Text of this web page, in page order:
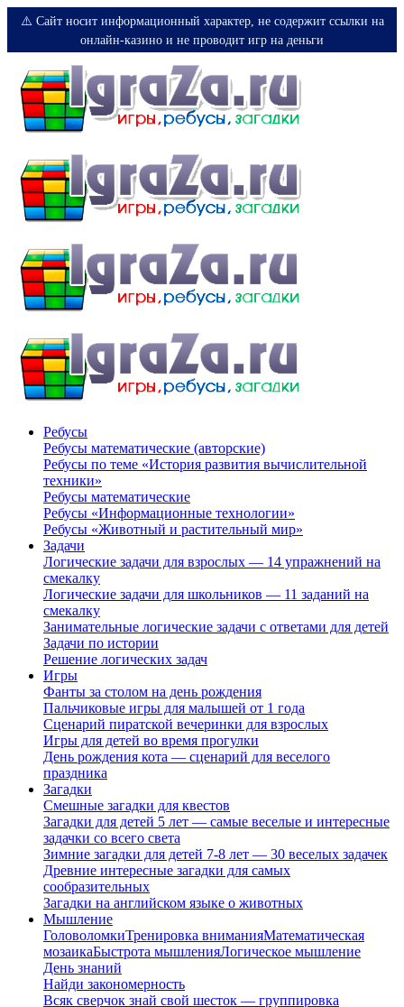
⚠️ Сайт носит информационный характер, не содержит ссылки на
онлайн-казино и не проводит игр на деньги
Ребусы
Ребусы математические (авторские)
Ребусы по теме «История развития вычислительной
техники»
Ребусы математические
Ребусы «Информационные технологии»
Ребусы «Животный и растительный мир»
Задачи
Логические задачи для взрослых — 14 упражнений на
смекалку
Логические задачи для школьников — 11 заданий на
смекалку
Занимательные логические задачи с ответами для детей
Задачи по истории
Решение логических задач
Игры
Фанты за столом на день рождения
Пальчиковые игры для малышей от 1 года
Сценарий пиратской вечеринки для взрослых
Игры для детей во время прогулки
День рождения кота — сценарий для веселого
праздника
Загадки
Смешные загадки для квестов
Загадки для детей 5 лет — самые веселые и интересные
задачки со всего света
Зимние загадки для детей 7-8 лет — 30 веселых задачек
Древние интересные загадки для самых
сообразительных
Загадки на английском языке о животных
Мышление
ГоловоломкиТренировка вниманияМатематическая
мозаикаБыстрота мышленияЛогическое мышление
День знаний
Найди закономерность
Всяк сверчок знай свой шесток — группировка